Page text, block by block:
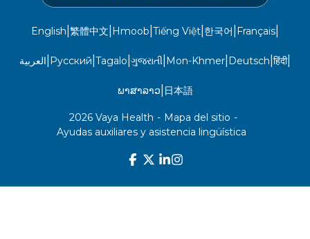
English|繁體中文|Hmoob|Tiếng Việt|한국어|Français|
العربية|Русский|Tagalo|ગુજરાતી|Mon-Khmer|Deutsch|हिंदी|
ພາສາລາວ| 日本語
2026 Vaya Health - Mapa del sitio -
Ayudas auxiliares y asistencia lingüística